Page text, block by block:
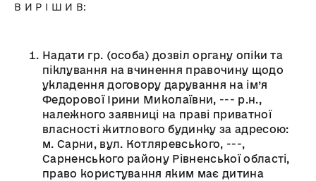
В И Р І Ш И В:
Надати гр. (особа) дозвіл органу опіки та
піклування на вчинення правочину щодо
укладення договору дарування на ім’я
Федорової Ірини Миколаївни, --- р.н.,
належного заявниці на праві приватної
власності житлового будинку за адресою:
м. Сарни, вул. Котляревського, ---,
Сарненського району Рівненської області,
право користування яким має дитина